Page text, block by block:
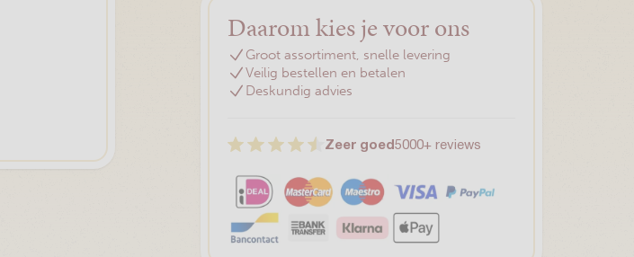
Daarom kies je voor ons
Groot assortiment, snelle levering
Veilig bestellen en betalen
Deskundig advies
Zeer goed 5000+ reviews